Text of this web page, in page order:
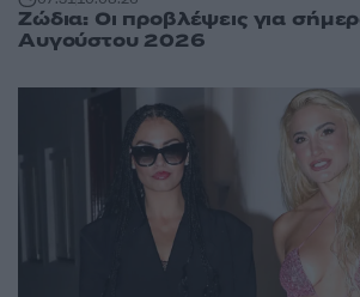
Ζώδια: Οι προβλέψεις για
Αυγούστου 2026